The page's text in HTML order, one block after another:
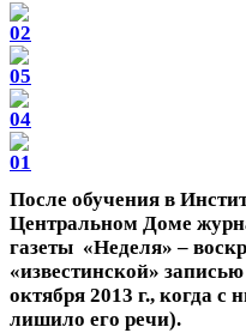
После обучения в
Центральном Доме
газеты «Неделя» –
«известинской»
октября 2013 г., когда с
лишило его речи).